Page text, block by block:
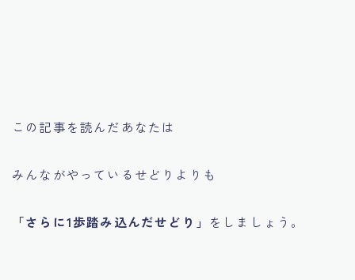
この記事を読んだあなたは
みんながやっているせどりよりも
「さらに1歩踏み込んだせどり」 をしましょう。